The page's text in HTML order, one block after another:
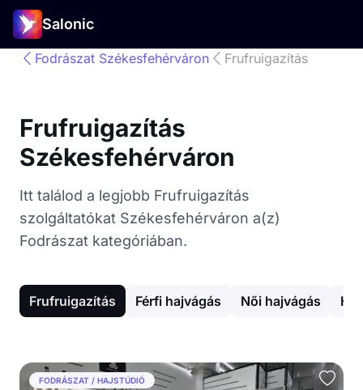
Salonic
Fodrászat Székesfehérváron Frufruigazítás
Frufruigazítás
Székesfehérváron
Itt találod a legjobb Frufruigazítás
szolgáltatókat Székesfehérváron a(z)
Fodrászat kategóriában.
Frufruigazítás Férfi hajvágás Női hajvágás
FODRÁSZAT / HAJSTÚDIÓ